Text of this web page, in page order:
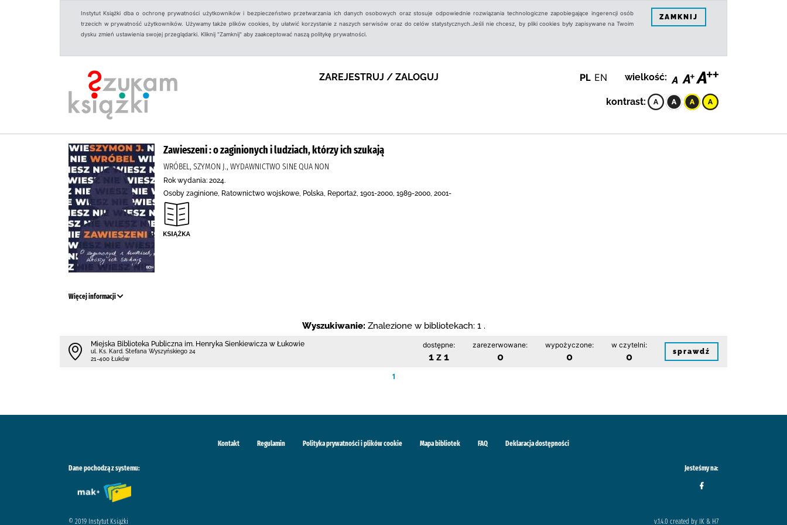
Instytut Książki dba o ochronę prywatności użytkowników i bezpieczeństwo przetwarzania ich danych osobowych oraz stosuje odpowiednie rozwiązania technologiczne zapobiegające ingerencji osób
trzecich w prywatność użytkowników. Używamy także plików cookies, by ułatwić korzystanie z naszych serwisów oraz do celów statystycznych.Jeśli nie chcesz, by pliki cookies były zapisywane na Twoim
dysku zmień ustawienia swojej przeglądarki. Kliknij "Zamknij" aby zaakceptować naszą politykę prywatności.
ZAMKNIJ
ZAREJESTRUJ / ZALOGUJ PL EN wielkość:
kontrast:
Zawieszeni : o zaginionych i ludziach, którzy ich szukają
WRÓBEL, SZYMON J., WYDAWNICTWO SINE QUA NON
Rok wydania: 2024.
Osoby zaginione, Ratownictwo wojskowe, Polska, Reportaż, 1901-2000, 1989-2000, 2001-
Więcej informacji
Wyszukiwanie: Znalezione w bibliotekach: 1 .
Miejska Biblioteka Publiczna im. Henryka Sienkiewicza w Łukowie
ul. Ks. Kard. Stefana Wyszyńskiego 24
21-400 Łuków
dostępne:
1 z 1
zarezerwowane:
0
wypożyczone:
0
w czytelni:
0 sprawdź
1
Kontakt Regulamin Polityka prywatności i plików cookie Mapa bibliotek FAQ Deklaracja dostępności
Dane pochodzą z systemu: Jesteśmy na:
© 2019 Instytut Książki v.1.4.0 created by IK & H7